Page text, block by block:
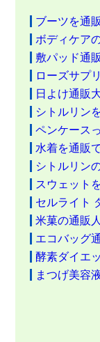
ブーツを通
ボディケア
敷パッド通
ローズサプ
日よけ通販
シトルリン
ペンケース
水着を通販
シトルリン
スウェット
セルライト
米菓の通販
エコバッグ
酵素ダイエ
まつげ美容